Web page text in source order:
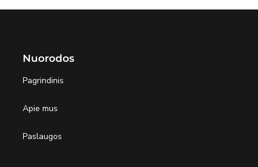
Nuorodos
Pagrindinis
Apie mus
Paslaugos